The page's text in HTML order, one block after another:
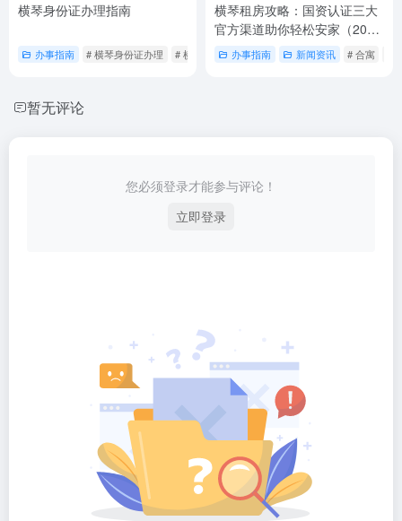
横琴身份证办理指南​
办事指南 # 横琴身份证办理 # 横琴身份证在哪里办理
横琴租房攻略：国资认证三大
官方渠道助你轻松安家（2025
最新版）
办事指南 新闻资讯 # 合寓
暂无评论
您必须登录才能参与评论！
立即登录